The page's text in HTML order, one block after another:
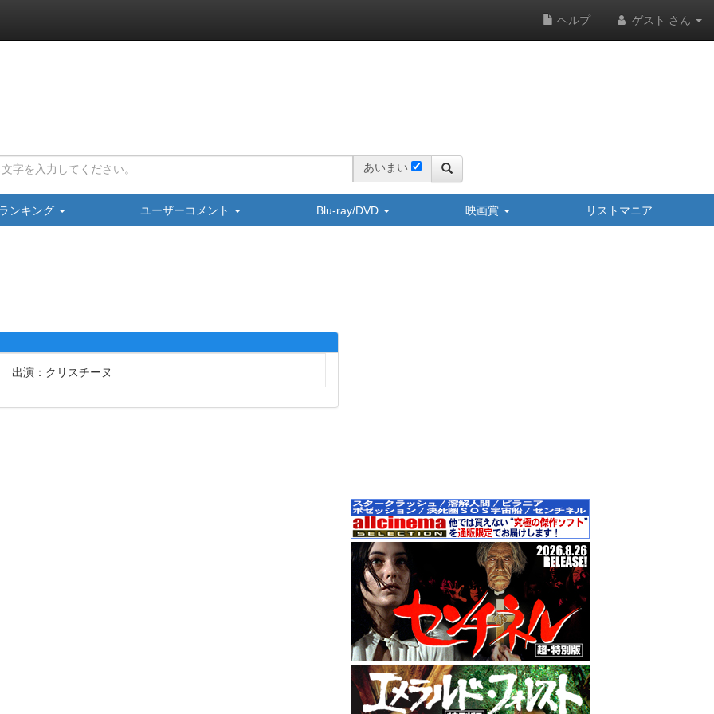
ヘルプ ゲスト さん
あいまい
ランキング ユーザーコメント Blu-ray/DVD 映画賞 リストマニア
出演：クリスチーヌ